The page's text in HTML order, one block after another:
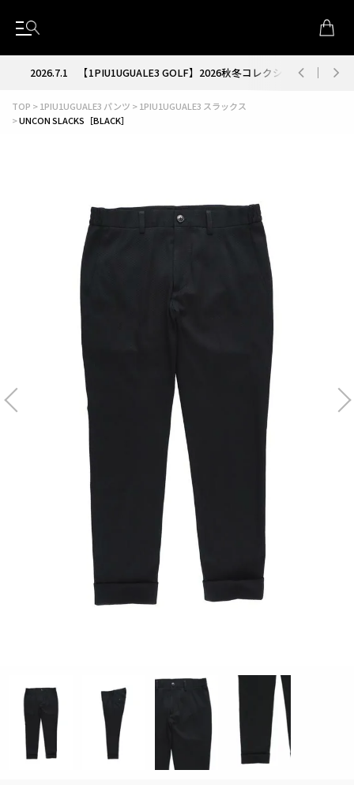
2026.7.1 【1PIU1UGUALE3 GOLF】2026秋冬コレクション解禁
TOP 1PIU1UGUALE3 パンツ
1PIU1UGUALE3 スラックス
UNCON SLACKS［BLACK］